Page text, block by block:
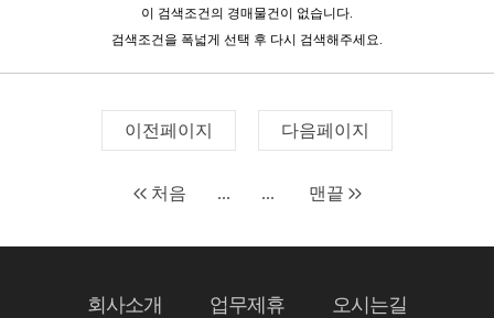
이 검색조건의 경매물건이 없습니다.
검색조건을 폭넓게 선택 후 다시 검색해주세요.
이전페이지 다음페이지
처음 ... ... 맨끝
회사소개 업무제휴 오시는길